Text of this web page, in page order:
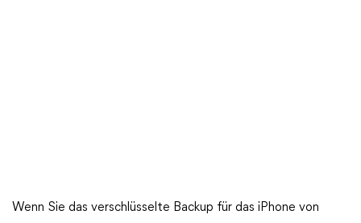
Wenn Sie das verschlüsselte Backup für das iPhone von